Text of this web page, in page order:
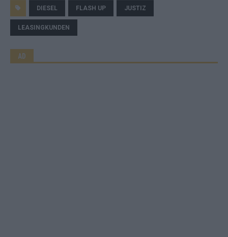
DIESEL FLASH UP JUSTIZ
LEASINGKUNDEN
AD